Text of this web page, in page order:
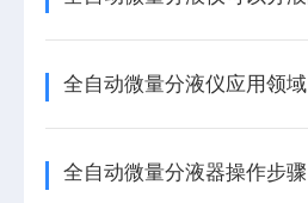
全自动微量分液仪应用领域
全自动微量分液器操作步骤